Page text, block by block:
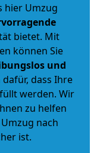
hier Umzug
bietet. Mit
können Sie
und
dass Ihre
werden. Wir
zu helfen
nach
ist.